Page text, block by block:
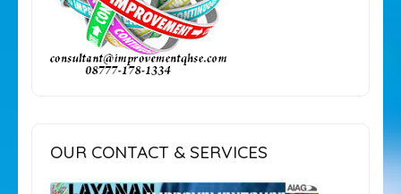
OUR CONTACT & SERVICES